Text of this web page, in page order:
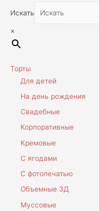
Искать
×
Торты
Для детей
На день рождения
Свадебные
Корпоративные
Кремовые
С ягодами
С фотопечатью
Объемные 3Д
Муссовые